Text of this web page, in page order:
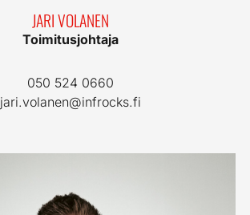
JARI VOLANEN
Toimitusjohtaja
050 524 0660
jari.volanen@infrocks.fi